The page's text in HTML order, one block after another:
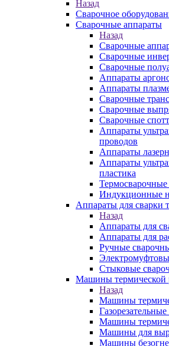
Назад
Сварочное
Сварочные аппараты
Назад
Сварочные
Сварочные
Сварочные
Аппараты
Аппараты
Сварочные
Сварочные
Сварочные
Аппараты
проводов
Аппараты
Аппараты
пластика
Индукционные
Аппараты для сварки
Назад
Аппараты для
Аппараты для
Ручные
Стыковые
Машины термической
Назад
Машины
Машины
Машины для
Машины